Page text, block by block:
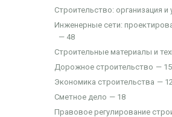
Строительство: организация и
Инженерные сети:
48
Строительные материалы и
Дорожное строительство
15
Экономика строительства
Сметное дело
18
Правовое регулирование